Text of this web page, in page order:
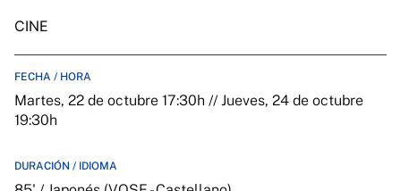
CINE
FECHA / HORA
Martes, 22 de octubre 17:30h // Jueves, 24 de octubre
19:30h
DURACIÓN / IDIOMA